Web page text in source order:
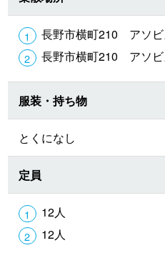
長野市横町210 アソビ
長野市横町210 アソビ
服装・持ち物
とくになし
定員
12人
12人